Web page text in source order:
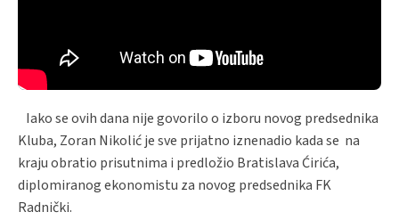
Iako se ovih dana nije govorilo o izboru novog predsednika
Kluba, Zoran Nikolić je sve prijatno iznenadio kada se na
kraju obratio prisutnima i predložio Bratislava Ćirića,
diplomiranog ekonomistu za novog predsednika FK
Radnički.